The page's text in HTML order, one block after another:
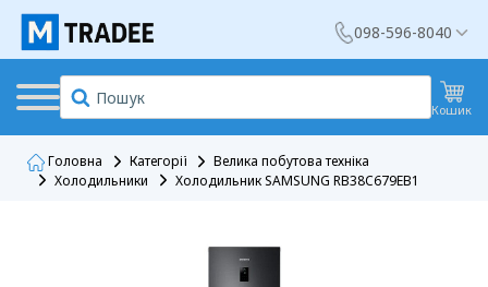
098-596-8040
Кошик
Головна Категорії
Велика побутова техніка
Холодильники
Холодильник SAMSUNG RB38C679EB1